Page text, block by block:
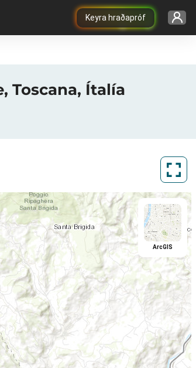
Keyra hraðapróf
Toscana, Ítalía
ArcGIS